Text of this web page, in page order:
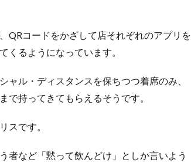
QRコードをかざして店それぞれのアプリを
くるようになっています。
ャル・ディスタンスを保ちつつ着席のみ、
で持ってきてもらえるそうです。
スです。
者など「黙って飲んどけ」としか言いよう